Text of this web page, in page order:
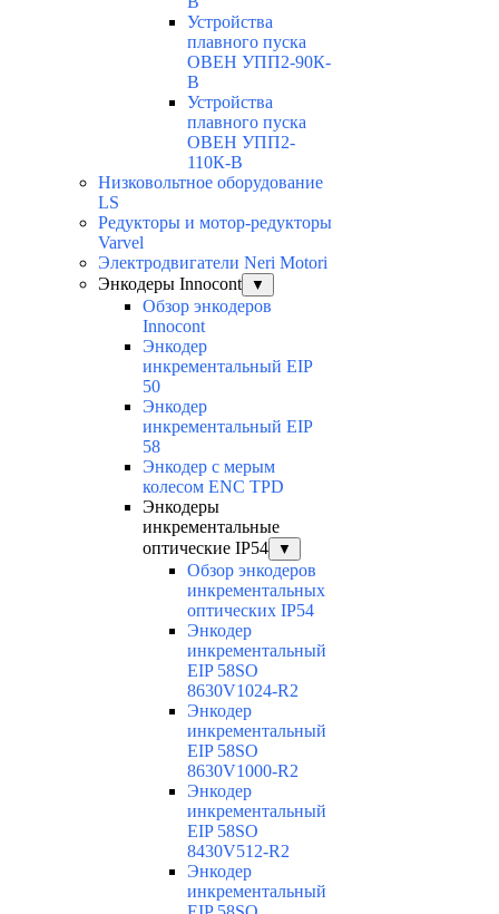
Устройства
плавного пуска
ОВЕН УПП2-90К-
В
Устройства
плавного пуска
ОВЕН УПП2-
110К-В
Низковольтное оборудование
LS
Редукторы и мотор-редукторы
Varvel
Электродвигатели Neri Motori
Энкодеры Innocont
▼
Обзор энкодеров
Innocont
Энкодер
инкрементальный EIP
50
Энкодер
инкрементальный EIP
58
Энкодер с мерым
колесом ENC TPD
Энкодеры
инкрементальные
оптические IP54
▼
Обзор энкодеров
инкрементальных
оптических IP54
Энкодер
инкрементальный
EIP 58SO
8630V1024-R2
Энкодер
инкрементальный
EIP 58SO
8630V1000-R2
Энкодер
инкрементальный
EIP 58SO
8430V512-R2
Энкодер
инкрементальный